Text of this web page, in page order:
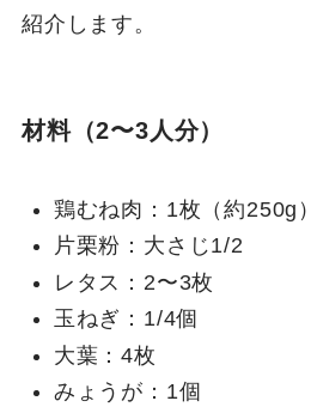
紹介します。
材料（2〜3人分）
鶏むね肉：1枚（約250g）
片栗粉：大さじ1/2
レタス：2〜3枚
玉ねぎ：1/4個
大葉：4枚
みょうが：1個